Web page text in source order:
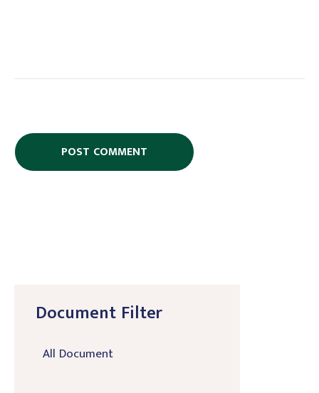
Document Filter
All Document